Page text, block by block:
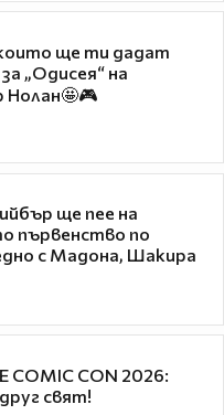
ще ти дадат
„Одисея“ на
ще пее на
първенство по
с Мадона, Шакира
COMIC CON 2026:
свят!